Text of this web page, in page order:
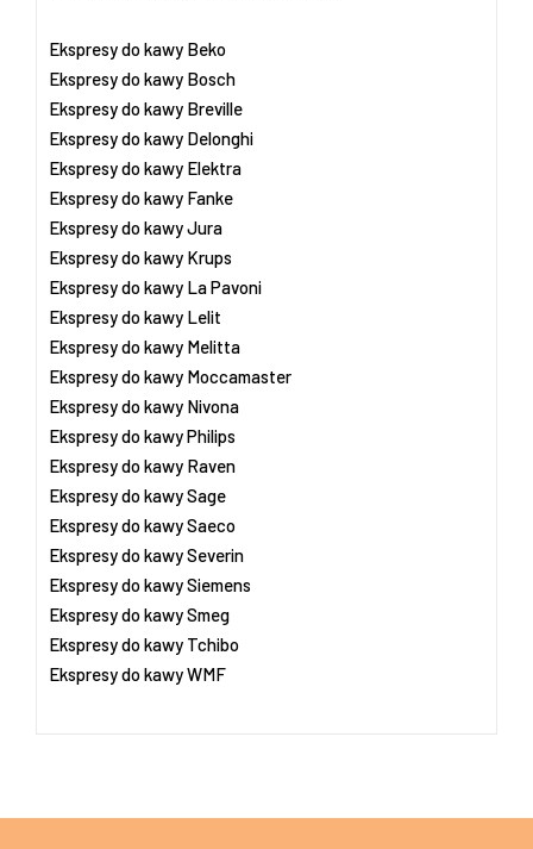
Ekspresy do kawy Beko
Ekspresy do kawy Bosch
Ekspresy do kawy Breville
Ekspresy do kawy Delonghi
Ekspresy do kawy Elektra
Ekspresy do kawy Fanke
Ekspresy do kawy Jura
Ekspresy do kawy Krups
Ekspresy do kawy La Pavoni
Ekspresy do kawy Lelit
Ekspresy do kawy Melitta
Ekspresy do kawy Moccamaster
Ekspresy do kawy Nivona
Ekspresy do kawy Philips
Ekspresy do kawy Raven
Ekspresy do kawy Sage
Ekspresy do kawy Saeco
Ekspresy do kawy Severin
Ekspresy do kawy Siemens
Ekspresy do kawy Smeg
Ekspresy do kawy Tchibo
Ekspresy do kawy WMF